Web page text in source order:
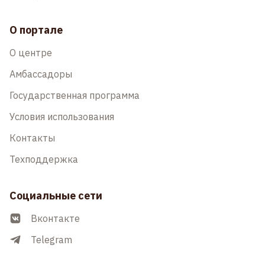
О портале
О центре
Амбассадоры
Государственная программа
Условия использования
Контакты
Техподдержка
Социальные сети
Вконтакте
Telegram